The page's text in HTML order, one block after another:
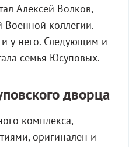
Алексей Волков,
коллегии.
и у него. Следующим и
семья Юсуповых.
дворца
комплекса,
оригинален и